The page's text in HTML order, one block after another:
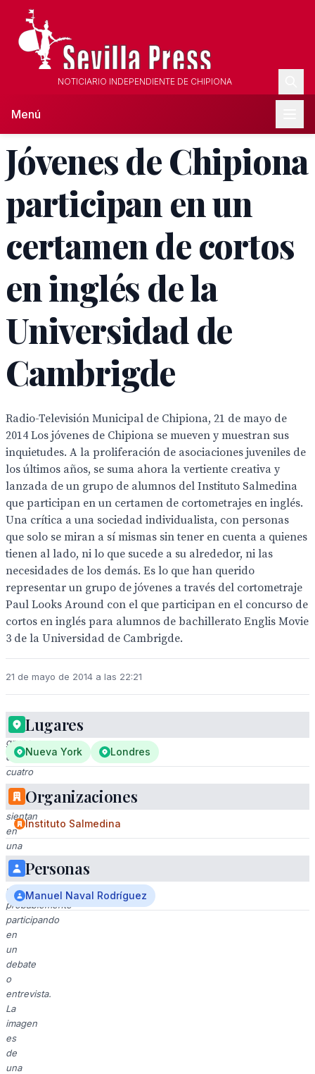
NOTICIARIO INDEPENDIENTE DE CHIPIONA
Menú
Jóvenes de Chipiona
participan en un
certamen de cortos
en inglés de la
Universidad de
Cambrigde
Radio-Televisión Municipal de Chipiona, 21 de mayo de
2014 Los jóvenes de Chipiona se mueven y muestran sus
inquietudes. A la proliferación de asociaciones juveniles de
los últimos años, se suma ahora la vertiente creativa y
lanzada de un grupo de alumnos del Instituto Salmedina
que participan en un certamen de cortometrajes en inglés.
Una crítica a una sociedad individualista, con personas
que solo se miran a sí mismas sin tener en cuenta a quienes
tienen al lado, ni lo que sucede a su alrededor, ni las
necesidades de los demás. Es lo que han querido
representar un grupo de jóvenes a través del cortometraje
Paul Looks Around con el que participan en el concurso de
cortos en inglés para alumnos de bachillerato Englis Movie
3 de la Universidad de Cambrigde.
21 de mayo de 2014 a las 22:21
Un
grupo
de
cuatro
personas
se
sientan
en
una
mesa
con
micrófonos,
probablemente
participando
en
un
debate
o
entrevista.
La
imagen
es
de
una
Lugares
Nueva York Londres
Organizaciones
Instituto Salmedina
Personas
Manuel Naval Rodríguez